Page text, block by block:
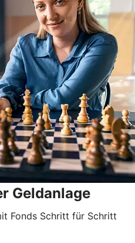
Geldanlage
Fonds Schritt für Schritt